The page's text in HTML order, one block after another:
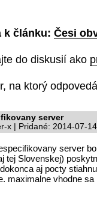
k článku: Česi
do diskusií ako
na ktorý
server
x | Pridané: 2014-07-
server
tej Slovenskej)
aj pocty
maximalne vhodne